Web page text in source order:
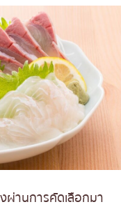
ผ่านการคัดเลือกมา